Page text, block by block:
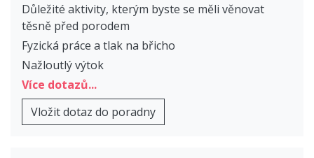
Důležité aktivity, kterým byste se měli věnovat
těsně před porodem
Fyzická práce a tlak na břicho
Nažloutlý výtok
Více dotazů...
Vložit dotaz do poradny